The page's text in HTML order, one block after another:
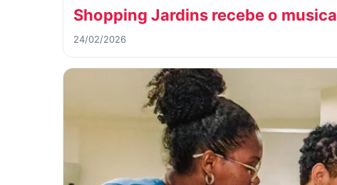
Shopping Jardins recebe o
24/02/2026